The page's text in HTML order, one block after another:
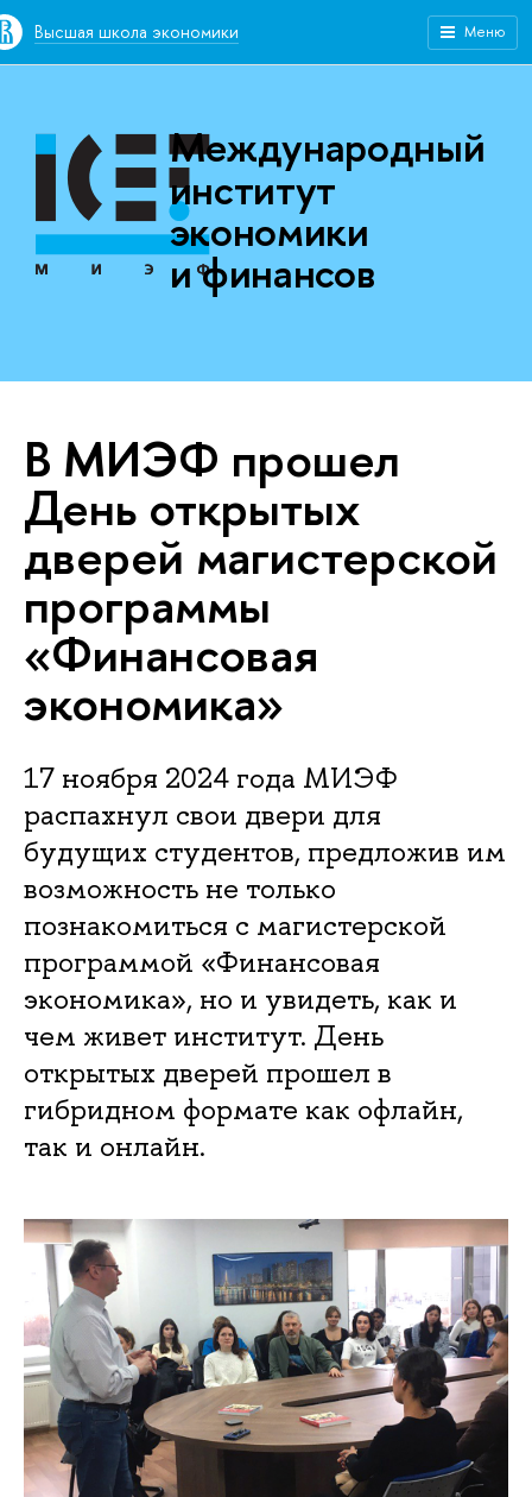
Высшая школа экономики Меню
Международный
институт
экономики
и финансов
В МИЭФ прошел
День открытых
дверей магистерской
программы
«Финансовая
экономика»
17 ноября 2024 года МИЭФ
распахнул свои двери для
будущих студентов, предложив им
возможность не только
познакомиться с магистерской
программой «Финансовая
экономика», но и увидеть, как и
чем живет институт. День
открытых дверей прошел в
гибридном формате как офлайн,
так и онлайн.